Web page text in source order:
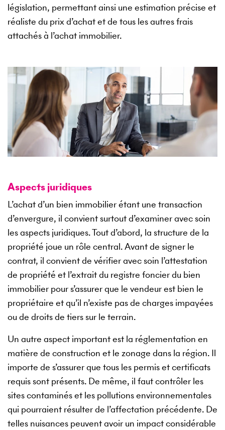
législation, permettant ainsi une estimation précise et
réaliste du prix d’achat et de tous les autres frais
attachés à l’achat immobilier.
Aspects juridiques
L’achat d’un bien immobilier étant une transaction
d’envergure, il convient surtout d’examiner avec soin
les aspects juridiques. Tout d’abord, la structure de la
propriété joue un rôle central. Avant de signer le
contrat, il convient de vérifier avec soin l’attestation
de propriété et l’extrait du registre foncier du bien
immobilier pour s’assurer que le vendeur est bien le
propriétaire et qu’il n’existe pas de charges impayées
ou de droits de tiers sur le terrain.
Un autre aspect important est la réglementation en
matière de construction et le zonage dans la région. Il
importe de s’assurer que tous les permis et certificats
requis sont présents. De même, il faut contrôler les
sites contaminés et les pollutions environnementales
qui pourraient résulter de l’affectation précédente. De
telles nuisances peuvent avoir un impact considérable